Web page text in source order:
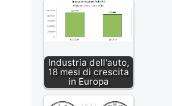
Industria dell'auto,
18 mesi di crescita
in Europa